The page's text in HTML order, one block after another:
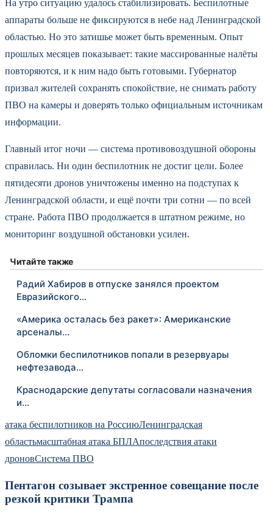
На утро ситуацию удалось стабилизировать. Беспилотные
аппараты больше не фиксируются в небе над Ленинградской
областью. Но это затишье может быть временным. Опыт
прошлых месяцев показывает: такие массированные налёты
повторяются, и к ним надо быть готовыми. Губернатор
призвал жителей сохранять спокойствие, не снимать работу
ПВО на камеры и доверять только официальным источникам
информации.
Главный итог ночи — система противовоздушной обороны
справилась. Ни один беспилотник не достиг цели. Более
пятидесяти дронов уничтожены именно на подступах к
Ленинградской области, и ещё почти три сотни — по всей
стране. Работа ПВО продолжается в штатном режиме, но
мониторинг воздушной обстановки усилен.
Читайте также
Радий Хабиров в отпуске занялся проектом
Евразийского…
«Америка осталась без ракет»: Американские
арсеналы…
Обломки беспилотников попали в резервуары
нефтезавода…
Краснодарские депутаты согласовали назначения
и…
атака беспилотников на РоссиюЛенинградская
областьмасштабная атака БПЛАпоследствия атаки
дроновСистема ПВО
Пентагон созывает экстренное совещание после
резкой критики Трампа